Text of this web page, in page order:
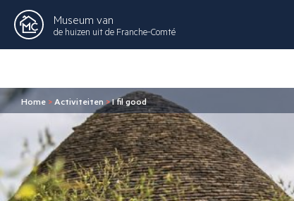
Museum van
de huizen uit de Franche-Comté
Home > Activiteiten >I fil good